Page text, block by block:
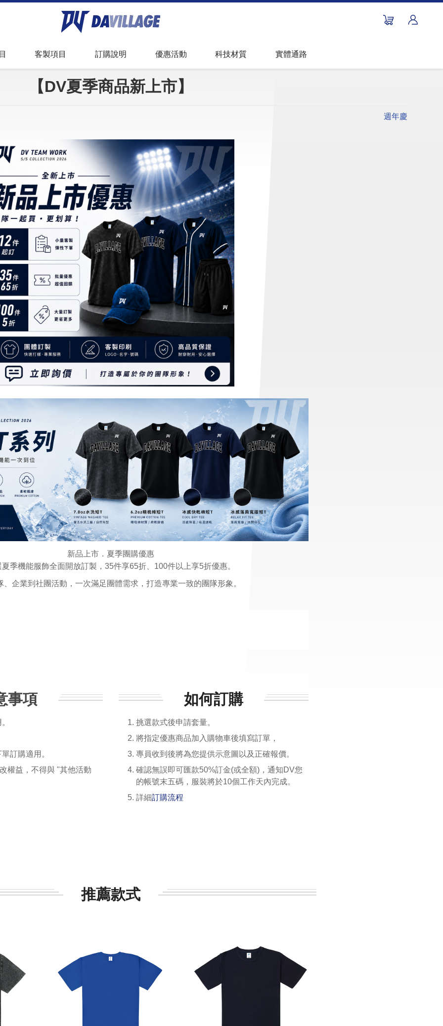
客製項目
球衣故事
尺寸測量方式 訂購說明
常見問題 優惠活動 科技材質 實體通路
【DV夏季商品新上市】
週年慶
新品上市．夏季團購優惠
夏季機能服飾全面開放訂製，35件享65折、100件以上享5折優惠。
、企業到社團活動，一次滿足團體需求，打造專業一致的團隊形象。
事項
訂購適用。
權益，不得與 "其他活動
如何訂購
挑選款式後申請套量。
將指定優惠商品加入購物車後填寫訂單，
專員收到後將為您提供示意圖以及正確報價。
確認無誤即可匯款50%訂金(或全額)，通知DV您
的帳號末五碼，服裝將於10個工作天內完成。
詳細訂購流程
推薦款式